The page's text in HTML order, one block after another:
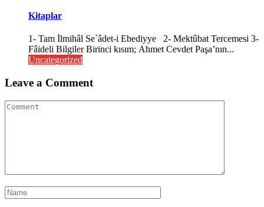
Kitaplar
1- Tam İlmihâl Se`âdet-i Ebediyye 2- Mektûbat Tercemesi 3-
Fâideli Bilgiler Birinci kısım; Ahmet Cevdet Paşa’nın...
Uncategorized
Leave a Comment